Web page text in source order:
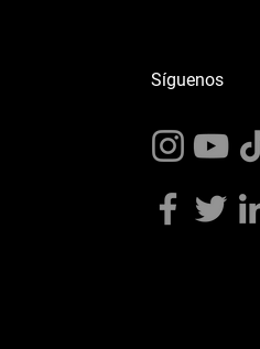
Síguenos